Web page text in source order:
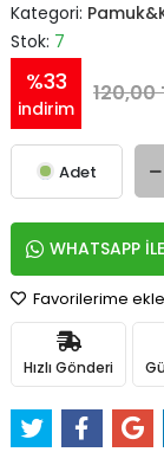
Kategori:
Stok: 7
%33
indirim
120,00
Adet
WHATSAPP
Favorilerime ekle
Hızlı Gönderi